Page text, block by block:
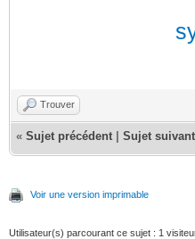
Trouver
« Sujet précédent Sujet suivant
Voir une version imprimable
Utilisateur(s) parcourant ce sujet : 1